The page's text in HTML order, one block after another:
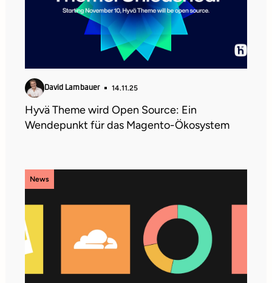
David Lambauer 14.11.25
Hyvä Theme wird Open Source: Ein
Wendepunkt für das Magento-Ökosystem
News